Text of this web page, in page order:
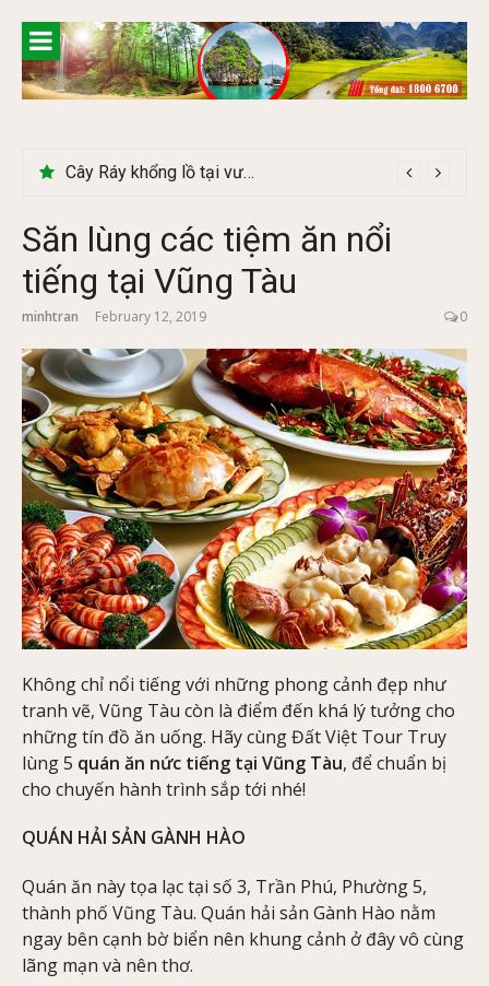
content
Cây Ráy khổng lồ tại vườn Quốc gia Cúc Phương
Săn lùng các tiệm ăn nổi
tiếng tại Vũng Tàu
minhtran February 12, 2019 0
Không chỉ nổi tiếng với những phong cảnh đẹp như
tranh vẽ, Vũng Tàu còn là điểm đến khá lý tưởng cho
những tín đồ ăn uống. Hãy cùng Đất Việt Tour Truy
lùng 5 quán ăn nức tiếng tại Vũng Tàu, để chuẩn bị
cho chuyến hành trình sắp tới nhé!
QUÁN HẢI SẢN GÀNH HÀO
Quán ăn này tọa lạc tại số 3, Trần Phú, Phường 5,
thành phố Vũng Tàu. Quán hải sản Gành Hào nằm
ngay bên cạnh bờ biển nên khung cảnh ở đây vô cùng
lãng mạn và nên thơ.